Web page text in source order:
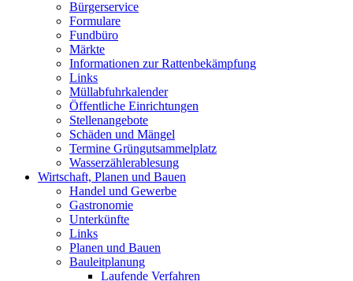
Bürgerservice
Formulare
Fundbüro
Märkte
Informationen zur Rattenbekämpfung
Links
Müllabfuhrkalender
Öffentliche Einrichtungen
Stellenangebote
Schäden und Mängel
Termine Grüngutsammelplatz
Wasserzählerablesung
Wirtschaft, Planen und Bauen
Handel und Gewerbe
Gastronomie
Unterkünfte
Links
Planen und Bauen
Bauleitplanung
Laufende Verfahren